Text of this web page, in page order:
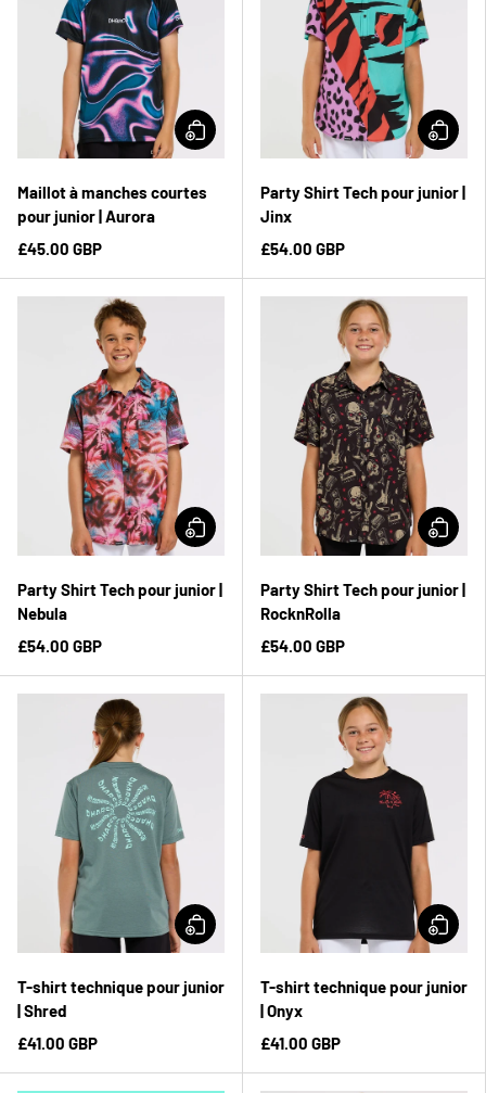
Maillot à manches courtes
pour junior | Aurora
£45.00 GBP
Party Shirt Tech pour junior |
Jinx
£54.00 GBP
Party Shirt Tech pour junior |
Nebula
£54.00 GBP
Party Shirt Tech pour junior |
RocknRolla
£54.00 GBP
T-shirt technique pour junior
| Shred
£41.00 GBP
T-shirt technique pour junior
| Onyx
£41.00 GBP